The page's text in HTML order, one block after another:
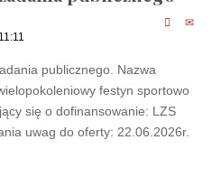
publicznego. Nazwa
festyn sportowo
się o dofinansowanie: LZS
uwag do oferty: 22.06.2026r.